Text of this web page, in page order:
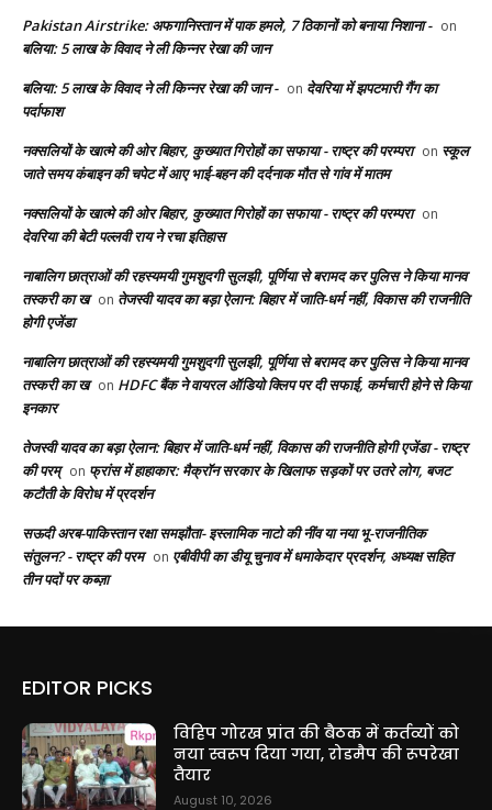
Pakistan Airstrike: अफगानिस्तान में पाक हमले, 7 ठिकानों को बनाया निशाना - on
बलिया: 5 लाख के विवाद ने ली किन्नर रेखा की जान
बलिया: 5 लाख के विवाद ने ली किन्नर रेखा की जान - on देवरिया में झपटमारी गैंग का
पर्दाफाश
नक्सलियों के खात्मे की ओर बिहार, कुख्यात गिरोहों का सफाया - राष्ट्र की परम्परा on स्कूल
जाते समय कंबाइन की चपेट में आए भाई-बहन की दर्दनाक मौत से गांव में मातम
नक्सलियों के खात्मे की ओर बिहार, कुख्यात गिरोहों का सफाया - राष्ट्र की परम्परा on
देवरिया की बेटी पल्लवी राय ने रचा इतिहास
नाबालिग छात्राओं की रहस्यमयी गुमशुदगी सुलझी, पूर्णिया से बरामद कर पुलिस ने किया मानव
तस्करी का ख on तेजस्वी यादव का बड़ा ऐलान: बिहार में जाति-धर्म नहीं, विकास की राजनीति
होगी एजेंडा
नाबालिग छात्राओं की रहस्यमयी गुमशुदगी सुलझी, पूर्णिया से बरामद कर पुलिस ने किया मानव
तस्करी का ख on HDFC बैंक ने वायरल ऑडियो क्लिप पर दी सफाई, कर्मचारी होने से किया
इनकार
तेजस्वी यादव का बड़ा ऐलान: बिहार में जाति-धर्म नहीं, विकास की राजनीति होगी एजेंडा - राष्ट्र
की परम् on फ्रांस में हाहाकार: मैक्रॉन सरकार के खिलाफ सड़कों पर उतरे लोग, बजट
कटौती के विरोध में प्रदर्शन
सऊदी अरब-पाकिस्तान रक्षा समझौता- इस्लामिक नाटो की नींव या नया भू-राजनीतिक
संतुलन? - राष्ट्र की परम on एबीवीपी का डीयू चुनाव में धमाकेदार प्रदर्शन, अध्यक्ष सहित
तीन पदों पर कब्ज़ा
EDITOR PICKS
विहिप गोरख प्रांत की बैठक में कर्तव्यों को
नया स्वरूप दिया गया, रोडमैप की रूपरेखा
तैयार
August 10, 2026